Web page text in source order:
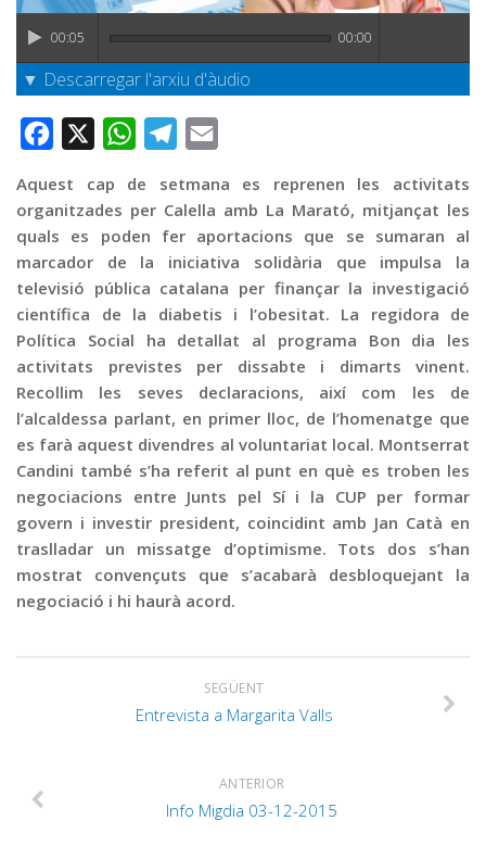
Publicitat
Contacte
00:05 00:00
▼ Descarregar l'arxiu d'àudio
Facebook WhatsAppTelegram
Aquest cap de setmana es reprenen les activitats
organitzades per Calella amb La Marató, mitjançat les
quals es poden fer aportacions que se sumaran al
marcador de la iniciativa solidària que impulsa la
televisió pública catalana per finançar la investigació
científica de la diabetis i l’obesitat. La regidora de
Política Social ha detallat al programa Bon dia les
activitats previstes per dissabte i dimarts vinent.
Recollim les seves declaracions, així com les de
l’alcaldessa parlant, en primer lloc, de l’homenatge que
es farà aquest divendres al voluntariat local. Montserrat
Candini també s’ha referit al punt en què es troben les
negociacions entre Junts pel Sí i la CUP per formar
govern i investir president, coincidint amb Jan Catà en
traslladar un missatge d’optimisme. Tots dos s’han
mostrat convençuts que s’acabarà desbloquejant la
negociació i hi haurà acord.
SEGÜENT
Entrevista a Margarita Valls
ANTERIOR
Info Migdia 03-12-2015